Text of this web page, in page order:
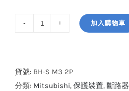
M3
Type
加入購物車
貨號: BH-S M3 2P
分類: Mitsubishi, 保護裝置, 斷路器